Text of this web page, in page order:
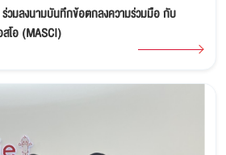
วมลงนามบันทึกข้อตกลงความร่วมมือ กับ
โอ (MASCI)